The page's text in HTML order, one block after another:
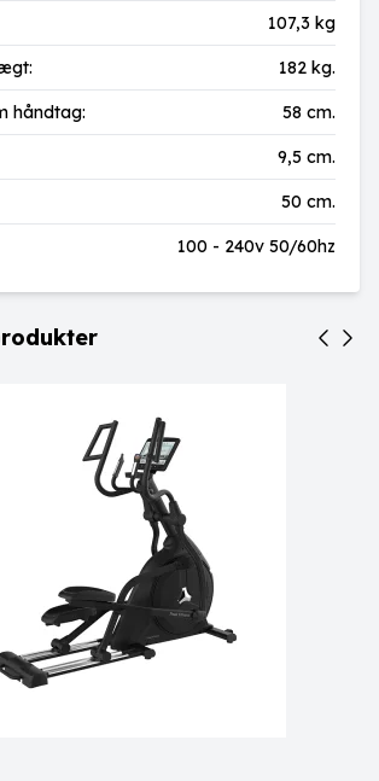
107,3 kg
182 kg.
håndtag: 58 cm.
9,5 cm.
50 cm.
100 - 240v 50/60hz